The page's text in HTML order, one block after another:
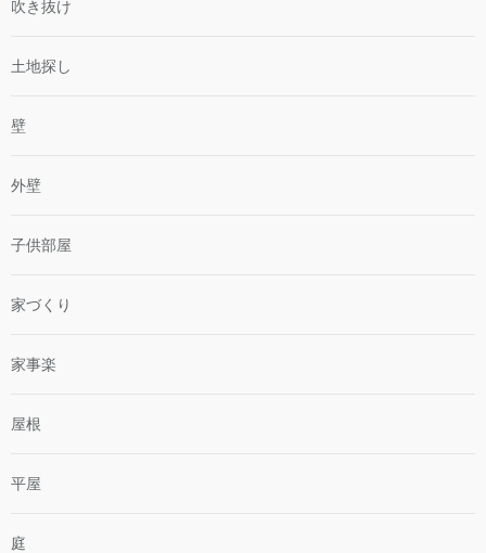
吹き抜け
土地探し
壁
外壁
子供部屋
家づくり
家事楽
屋根
平屋
庭